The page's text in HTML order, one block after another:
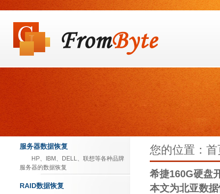
服务器数据恢复
HP、IBM、DELL、联想等各种品牌
服务器的数据恢复
RAID数据恢复
您的位置：
希捷160G硬盘
本文为北亚数